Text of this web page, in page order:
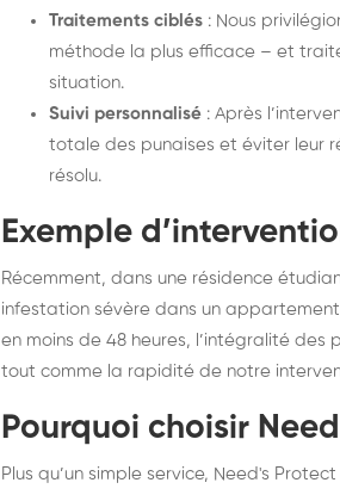
Traitements ciblés : Nous
méthode la plus efficace – et
situation.
Suivi personnalisé : Après
totale des punaises et éviter leur
résolu.
Exemple
Récemment, dans une résidence
infestation sévère dans un
en moins de 48 heures, l’intégralité
tout comme la rapidité de notre
Pourquoi choisir
Plus qu’un simple service, Need's